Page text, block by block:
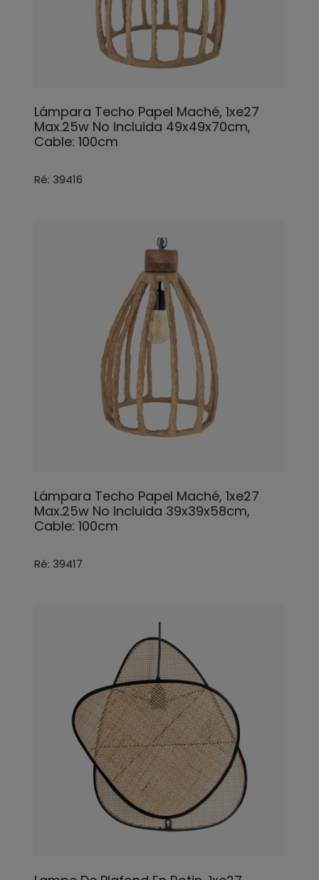
Lámpara Techo Papel Maché, 1xe27
Max.25w No Incluida 49x49x70cm,
Cable: 100cm
Ré: 39416
Lámpara Techo Papel Maché, 1xe27
Max.25w No Incluida 39x39x58cm,
Cable: 100cm
Ré: 39417